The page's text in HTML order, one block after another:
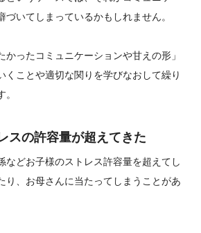
づいてしまっているかもしれません。
かったコミュニケーションや甘えの形」
くことや適切な関りを学びなおして繰り
スの許容量が超えてきた
などお子様のストレス許容量を超えてし
り、お母さんに当たってしまうことがあ